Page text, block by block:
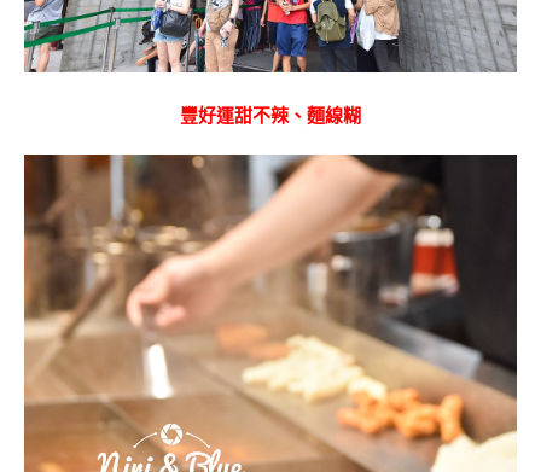
豐好運甜不辣、麵線糊